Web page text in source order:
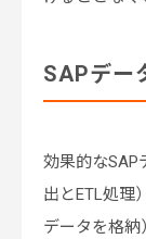
SAPデー
効果的なSAP
出とETL処理
データを格